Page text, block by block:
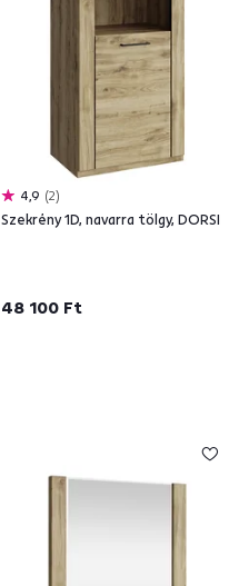
4,9 2
Szekrény 1D, navarra tölgy, DORSI
48 100 Ft